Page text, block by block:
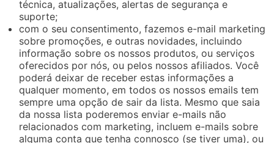
técnica, atualizações, alertas de segurança e
suporte;
com o seu consentimento, fazemos e-mail marketing
sobre promoções, e outras novidades, incluindo
informação sobre os nossos produtos, ou serviços
oferecidos por nós, ou pelos nossos afiliados. Você
poderá deixar de receber estas informações a
qualquer momento, em todos os nossos emails tem
sempre uma opção de sair da lista. Mesmo que saia
da nossa lista poderemos enviar e-mails não
relacionados com marketing, incluem e-mails sobre
alguma conta que tenha connosco (se tiver uma), ou